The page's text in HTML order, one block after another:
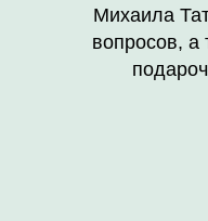
Михаила
вопросов,